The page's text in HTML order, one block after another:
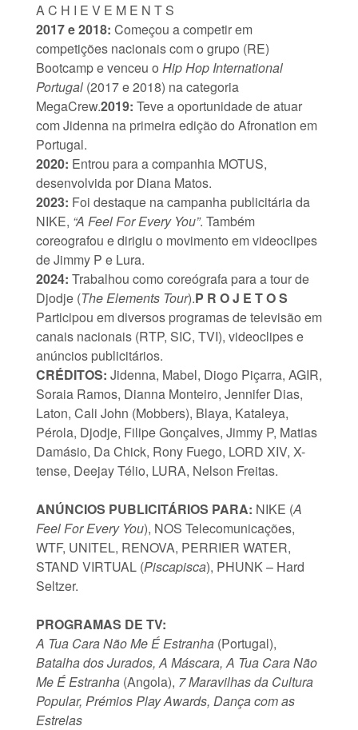
A C H I E V E M E N T S
2017 e 2018: Começou a competir em
competições nacionais com o grupo (RE)
Bootcamp e venceu o Hip Hop International
Portugal(2017 e 2018) na categoria
MegaCrew.2019: Teve a oportunidade de atuar
com Jidenna na primeira edição do Afronation em
Portugal.
2020: Entrou para a companhia MOTUS,
desenvolvida por Diana Matos.
2023: Foi destaque na campanha publicitária da
NIKE, “A Feel For Every You”. Também
coreografou e dirigiu o movimento em videoclipes
de Jimmy P e Lura.
2024: Trabalhou como coreógrafa para a tour de
Djodje (The Elements Tour).P R O J E T O S
Participou em diversos programas de televisão em
canais nacionais (RTP, SIC, TVI), videoclipes e
anúncios publicitários.
CRÉDITOS: Jidenna, Mabel, Diogo Piçarra, AGIR,
Soraia Ramos, Dianna Monteiro, Jennifer Dias,
Laton, Cali John (Mobbers), Blaya, Kataleya,
Pérola, Djodje, Filipe Gonçalves, Jimmy P, Matias
Damásio, Da Chick, Rony Fuego, LORD XIV, X-
tense, Deejay Télio, LURA, Nelson Freitas.
ANÚNCIOS PUBLICITÁRIOS PARA: NIKE (A
Feel For Every You), NOS Telecomunicações,
WTF, UNITEL, RENOVA, PERRIER WATER,
STAND VIRTUAL (Piscapisca), PHUNK – Hard
Seltzer.
PROGRAMAS DE TV:
A Tua Cara Não Me É Estranha(Portugal),
Batalha dos Jurados,A Máscara,A Tua Cara Não
Me É Estranha(Angola), 7 Maravilhas da Cultura
Popular, Prémios Play Awards, Dança com as
Estrelas